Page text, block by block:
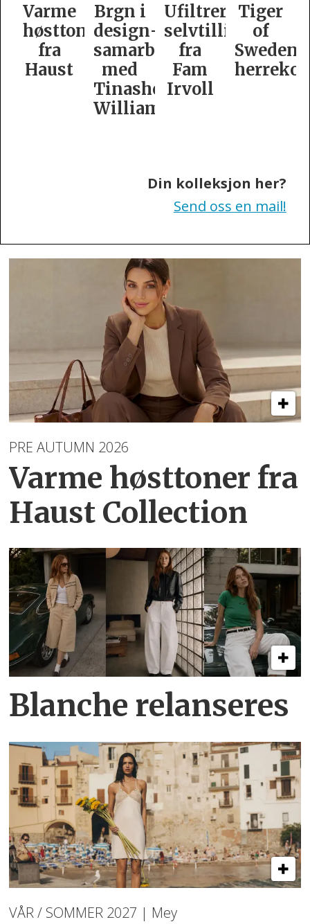
Varme
høsttoner
fra
Haust
Brgn i
design­
samarbeid
med
Tinashe
Williamson
Ufiltrert
selvtillit
fra
Fam
Irvoll
Tiger
of
Swedens
Din kolleksjon her?
Send oss en mail!
PRE AUTUMN 2026
Varme høsttoner fra
Haust Collection
Blanche relanseres
VÅR / SOMMER 2027 | Mey